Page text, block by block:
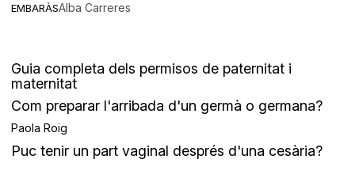
EMBARÀSAlba Carreres
Guia completa dels permisos de paternitat i
maternitat
Com preparar l'arribada d'un germà o germana?
Paola Roig
Puc tenir un part vaginal després d'una cesària?